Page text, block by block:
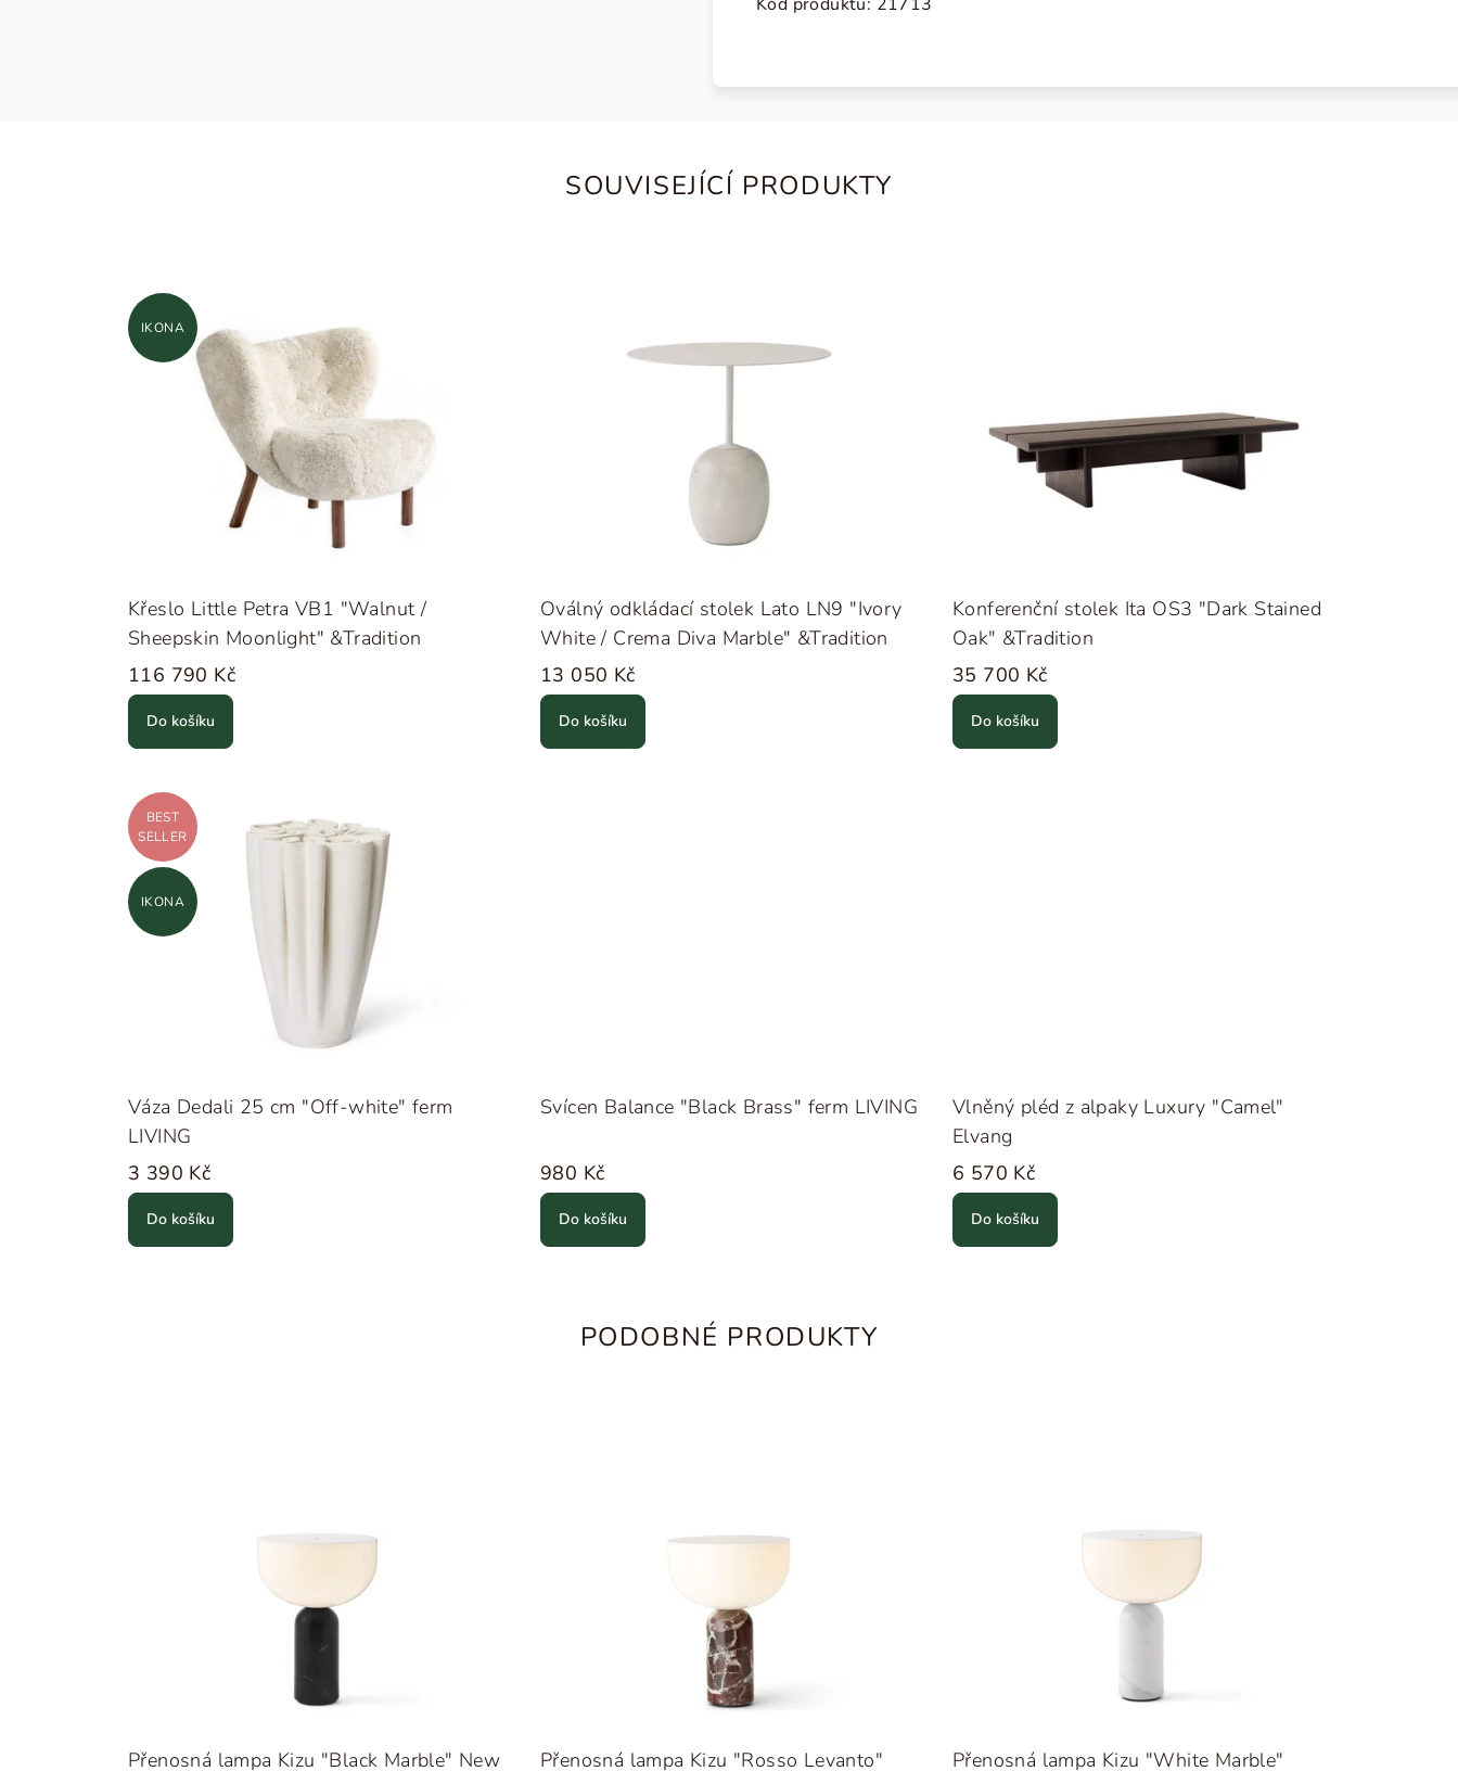
SOUVISEJÍCÍ PRODUKTY
IKONA
Křeslo Little Petra VB1 "Walnut /
Sheepskin Moonlight" &Tradition
116 790 Kč
Do košíku
Oválný odkládací stolek Lato LN9 "Ivory
White / Crema Diva Marble" &Tradition
13 050 Kč
Do košíku
Konferenční stolek Ita OS3 "Dark Stained
Oak" &Tradition
35 700 Kč
Do košíku
BEST
SELLER
IKONA
Váza Dedali 25 cm "Off-white" ferm
LIVING
3 390 Kč
Do košíku
Svícen Balance "Black Brass" ferm LIVING
980 Kč
Do košíku
Vlněný pléd z alpaky Luxury "Camel"
Elvang
6 570 Kč
Do košíku
PODOBNÉ PRODUKTY
Přenosná lampa Kizu "Black Marble" New Přenosná lampa Kizu "Rosso Levanto" Přenosná lampa Kizu "White Marble"